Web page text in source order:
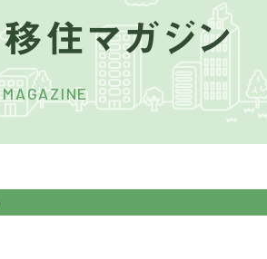
住マガジン
MAGAZINE